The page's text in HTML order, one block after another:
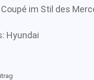
im Stil des
Hyundai